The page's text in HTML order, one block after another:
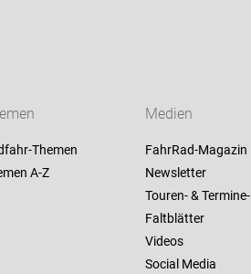
Themen
A-Z
Medien
FahrRad-Magazin
Newsletter
Touren- & Termine-
Faltblätter
Videos
Social Media